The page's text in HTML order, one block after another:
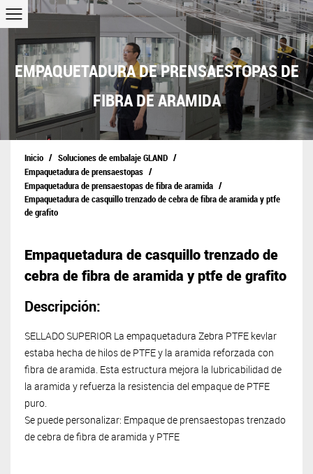
EMPAQUETADURA DE PRENSAESTOPAS DE
FIBRA DE ARAMIDA
Inicio / Soluciones de embalaje GLAND /
Empaquetadura de prensaestopas /
Empaquetadura de prensaestopas de fibra de aramida /
Empaquetadura de casquillo trenzado de cebra de fibra de aramida y ptfe
de grafito
Empaquetadura de casquillo trenzado de
cebra de fibra de aramida y ptfe de grafito
Descripción:
SELLADO SUPERIOR La empaquetadura Zebra PTFE kevlar
estaba hecha de hilos de PTFE y la aramida reforzada con
fibra de aramida. Esta estructura mejora la lubricabilidad de
la aramida y refuerza la resistencia del empaque de PTFE
puro.
Se puede personalizar: Empaque de prensaestopas trenzado
de cebra de fibra de aramida y PTFE